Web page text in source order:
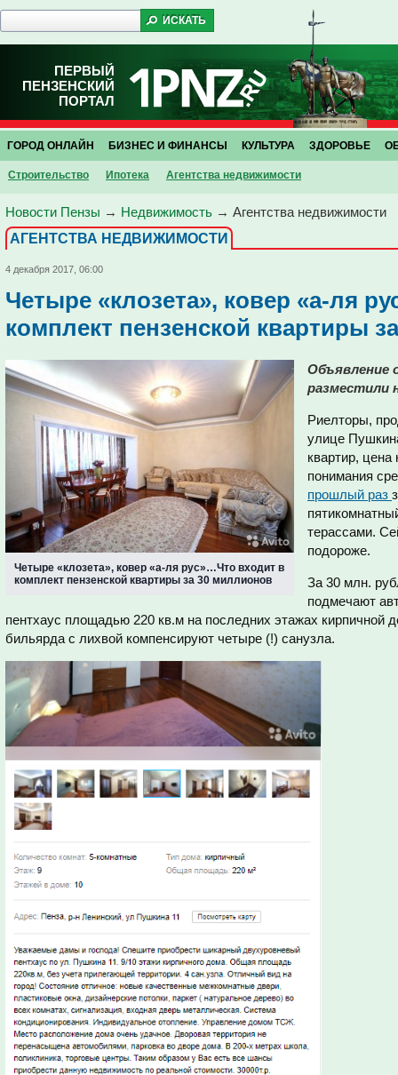
ПЕРВЫЙ
ПЕНЗЕНСКИЙ
ПОРТАЛ
ГОРОД ОНЛАЙН БИЗНЕС И ФИНАНСЫ КУЛЬТУРА ЗДОРОВЬЕ
Строительство Ипотека Агентства недвижимости
Новости Пензы → Недвижимость → Агентства недвижимости
АГЕНТСТВА НЕДВИЖИМОСТИ
4 декабря 2017, 06:00
Четыре «клозета», ковер «а-ля
комплект пензенской квартиры
Четыре «клозета», ковер «а-ля рус»…Что входит в
комплект пензенской квартиры за 30 миллионов
Объявление
разместили
Риелторы,
улице
квартир,
понимания
прошлый раз
терассами.
подороже.
За 30 млн.
подмечают
пентхаус площадью 220 кв.м на последних этажах кирпичной
бильярда с лихвой компенсируют четыре (!) санузла.